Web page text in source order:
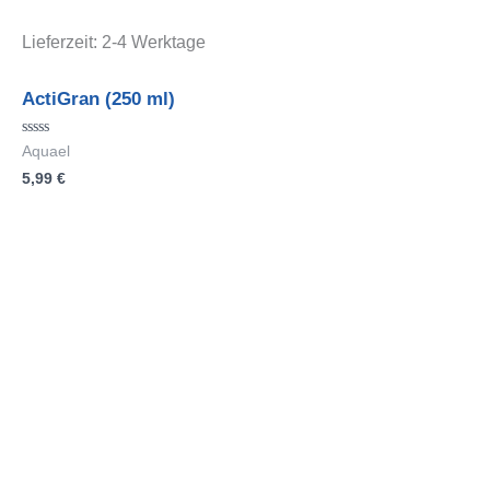
Lieferzeit: 2-4 Werktage
ActiGran (250 ml)
Bewertet
mit
0
Aquael
5,99 €